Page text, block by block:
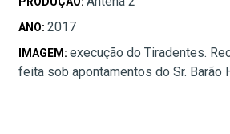
ANO: 2017
IMAGEM: execução do Tiradentes.
feita sob apontamentos do Sr. Barão